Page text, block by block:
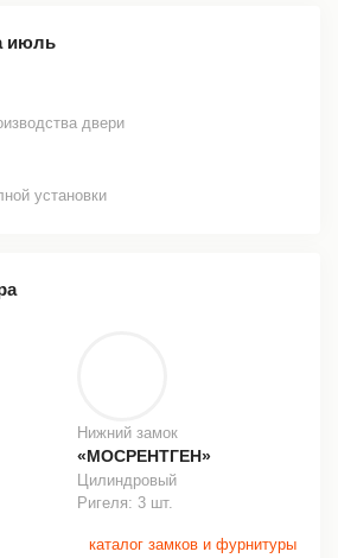
июль
двери
установки
Нижний замок
«МОСРЕНТГЕН»
Цилиндровый
Ригеля: 3 шт.
каталог замков и фурнитуры